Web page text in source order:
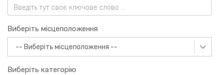
Виберіть місцеположення
Виберіть категорію